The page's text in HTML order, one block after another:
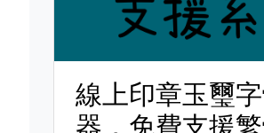
線上印章玉璽
器，免費支援